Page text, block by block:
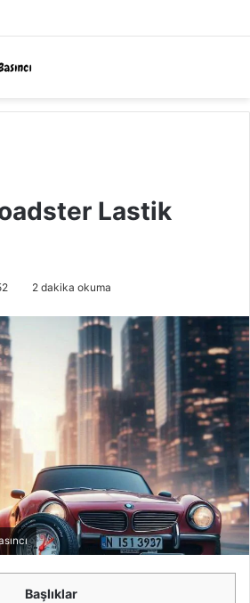
Lastik
2 dakika okuma
Başlıklar